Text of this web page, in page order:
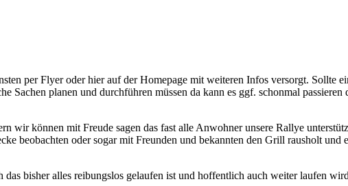
per Flyer oder hier auf der Homepage mit weiteren Infos versorgt. Sollte
planen und durchführen müssen da kann es ggf. schonmal passieren
wir können mit Freude sagen das fast alle Anwohner unsere Rallye
beobachten oder sogar mit Freunden und bekannten den Grill rausholt und
bisher alles reibungslos gelaufen ist und hoffentlich auch weiter laufen